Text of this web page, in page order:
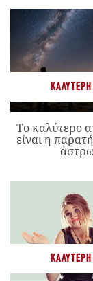
Το καλύτερο
είναι η